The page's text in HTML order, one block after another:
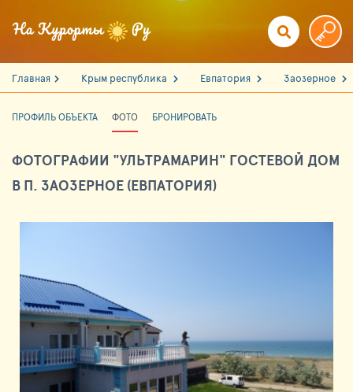
Главная Крым республика Евпатория Заозерное
ПРОФИЛЬ ОБЪЕКТА ФОТО БРОНИРОВАТЬ
ФОТОГРАФИИ "УЛЬТРАМАРИН" ГОСТЕВОЙ ДОМ
В П. ЗАОЗЕРНОЕ (ЕВПАТОРИЯ)